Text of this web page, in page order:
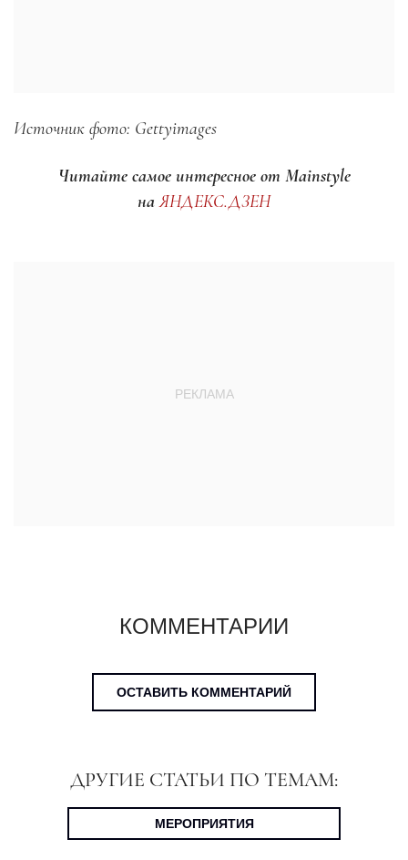
Источник фото: Gettyimages
Читайте самое интересное от Mainstyle
наЯНДЕКС.ДЗЕН
КОММЕНТАРИИ
ОСТАВИТЬ КОММЕНТАРИЙ
ДРУГИЕ СТАТЬИ ПО ТЕМАМ:
МЕРОПРИЯТИЯ